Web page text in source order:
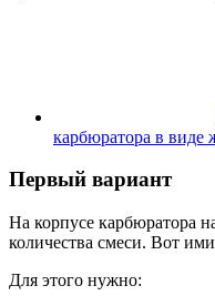
карбюратора в виде
Первый вариант
На корпусе карбюратора
количества смеси. Вот
Для этого нужно: